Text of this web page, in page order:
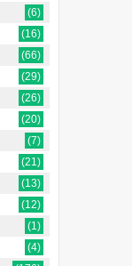
(6)
(16)
(66)
(29)
(26)
(20)
(7)
(21)
(13)
(12)
(1)
(4)